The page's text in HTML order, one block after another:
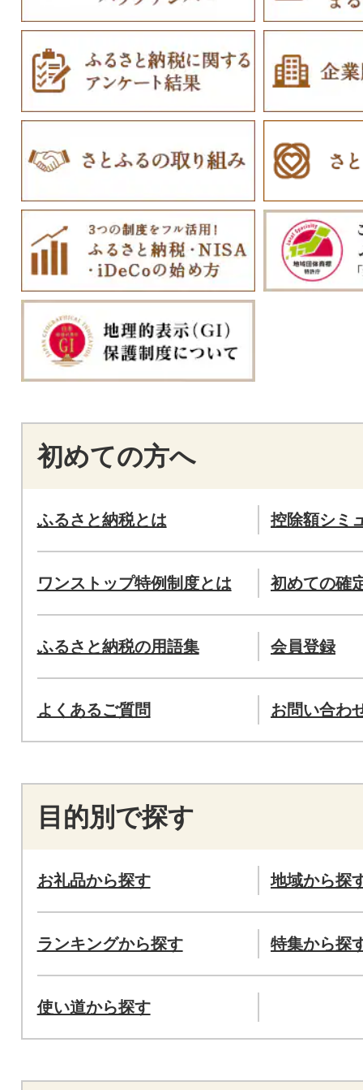
初めての方へ
ふるさと納税とは 控除額シミ
ワンストップ特例制度とは 初めての確
ふるさと納税の用語集 会員登録
よくあるご質問 お問い合わ
目的別で探す
お礼品から探す 地域から探
ランキングから探す 特集から探
使い道から探す